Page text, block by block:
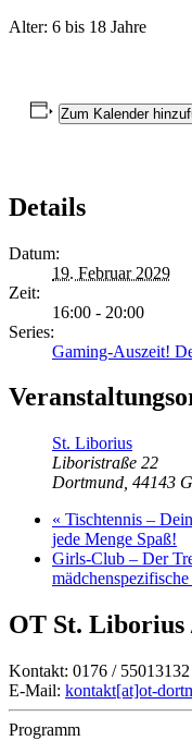
Alter: 6 bis 18 Jahre
Zum Kalender
Details
Datum:
19. Februar 2029
Zeit:
16:00 - 20:00
Series:
Gaming-Auszeit!
St. Liborius
Liboristraße 22
Dortmund 44143
« Tischtennis –
jede Menge Spaß!
Girls-Club – Der
OT St.
Kontakt: 0176 / 55013132
E-Mail: kontakt[at]ot-
Programm